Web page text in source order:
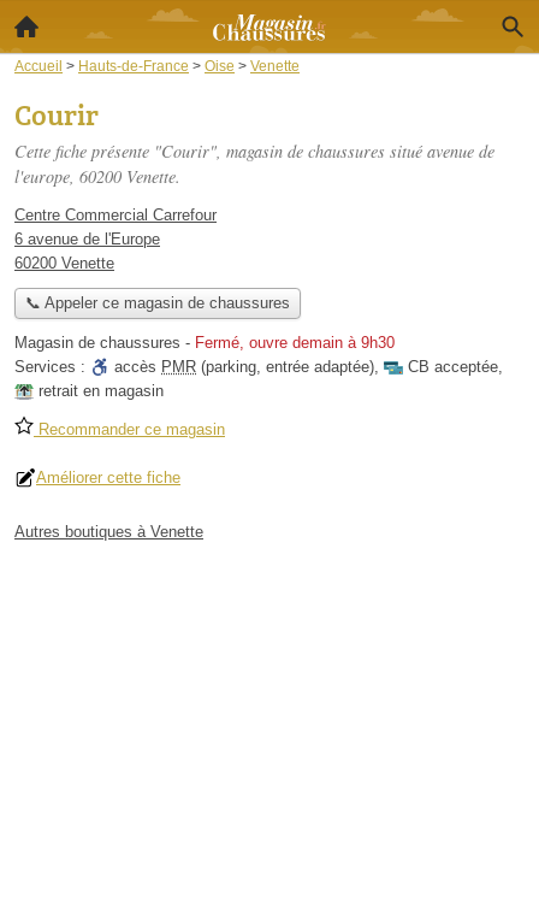
Accueil > Hauts-de-France > Oise > Venette
Courir
Cette fiche présente "Courir", magasin de chaussures situé avenue de
l'europe, 60200 Venette.
Centre Commercial Carrefour
6 avenue de l'Europe
60200 Venette
📞 Appeler ce magasin de chaussures
Magasin de chaussures - Fermé, ouvre demain à 9h30
Services :
accès PMR (parking, entrée adaptée), CB acceptée,
retrait en magasin
Recommander ce magasin
Améliorer cette fiche
Autres boutiques à Venette